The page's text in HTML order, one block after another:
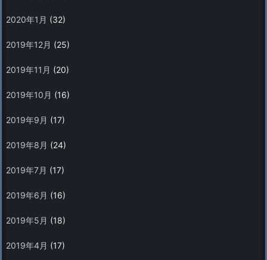
2020年1月 (32)
2019年12月 (25)
2019年11月 (20)
2019年10月 (16)
2019年9月 (17)
2019年8月 (24)
2019年7月 (17)
2019年6月 (16)
2019年5月 (18)
2019年4月 (17)